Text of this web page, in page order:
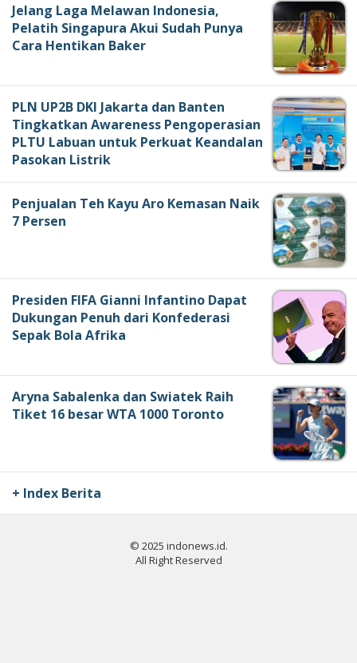
Jelang Laga Melawan Indonesia,
Pelatih Singapura Akui Sudah Punya
Cara Hentikan Baker
PLN UP2B DKI Jakarta dan Banten
Tingkatkan Awareness Pengoperasian
PLTU Labuan untuk Perkuat Keandalan
Pasokan Listrik
Penjualan Teh Kayu Aro Kemasan Naik
7 Persen
Presiden FIFA Gianni Infantino Dapat
Dukungan Penuh dari Konfederasi
Sepak Bola Afrika
Aryna Sabalenka dan Swiatek Raih
Tiket 16 besar WTA 1000 Toronto
+ Index Berita
© 2025 indonews.id.
All Right Reserved